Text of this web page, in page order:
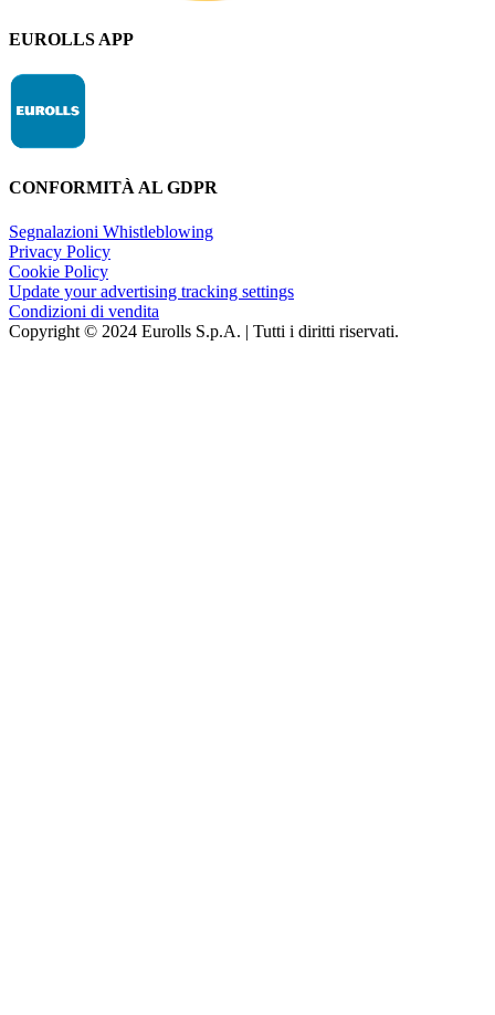
EUROLLS APP
CONFORMITÀ AL GDPR
Segnalazioni Whistleblowing
Privacy Policy
Cookie Policy
Update your advertising tracking settings
Condizioni di vendita
Copyright © 2024 Eurolls S.p.A. | Tutti i diritti riservati.